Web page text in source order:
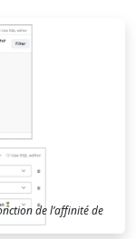
de l’affinité de